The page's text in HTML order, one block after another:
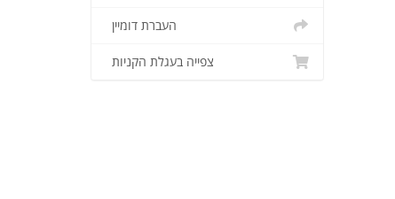
העברת דומיין
צפייה בעגלת הקניות